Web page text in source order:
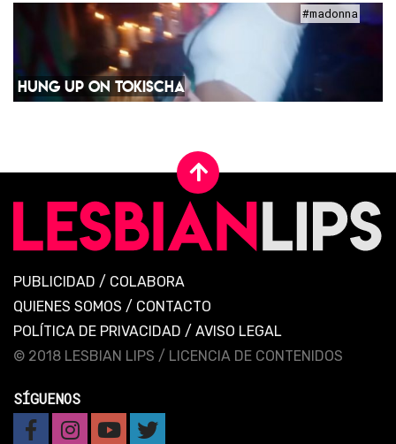
#madonna
HUNG UP ON TOKISCHA
PUBLICIDAD / COLABORA
QUIENES SOMOS / CONTACTO
POLÍTICA DE PRIVACIDAD / AVISO LEGAL
© 2018 LESBIAN LIPS / LICENCIA DE CONTENIDOS
SÍGUENOS